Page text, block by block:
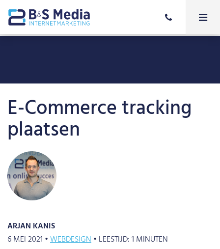
E-Commerce tracking
plaatsen
ARJAN KANIS
6 MEI 2021 •WEBDESIGN• LEESTIJD:1 MINUTEN